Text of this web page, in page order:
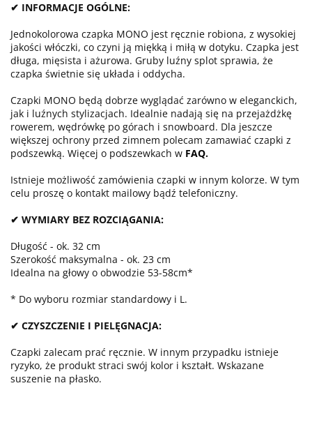
✔ INFORMACJE OGÓLNE:
Jednokolorowa czapka MONO jest ręcznie robiona, z wysokiej
jakości włóczki, co czyni ją miękką i miłą w dotyku. Czapka jest
długa, mięsista i ażurowa. Gruby luźny splot sprawia, że
czapka świetnie się układa i oddycha.
Czapki MONO będą dobrze wyglądać zarówno w eleganckich,
jak i luźnych stylizacjach. Idealnie nadają się na przejażdżkę
rowerem, wędrówkę po górach i snowboard. Dla jeszcze
większej ochrony przed zimnem polecam zamawiać czapki z
podszewką. Więcej o podszewkach w FAQ.
Istnieje możliwość zamówienia czapki w innym kolorze. W tym
celu proszę o kontakt mailowy bądź telefoniczny.
✔ WYMIARY BEZ ROZCIĄGANIA:
Długość - ok. 32 cm
Szerokość maksymalna - ok. 23 cm
Idealna na głowy o obwodzie 53-58cm*
* Do wyboru rozmiar standardowy i L.
✔ CZYSZCZENIE I PIELĘGNACJA:
Czapki zalecam prać ręcznie. W innym przypadku istnieje
ryzyko, że produkt straci swój kolor i kształt. Wskazane
suszenie na płasko.